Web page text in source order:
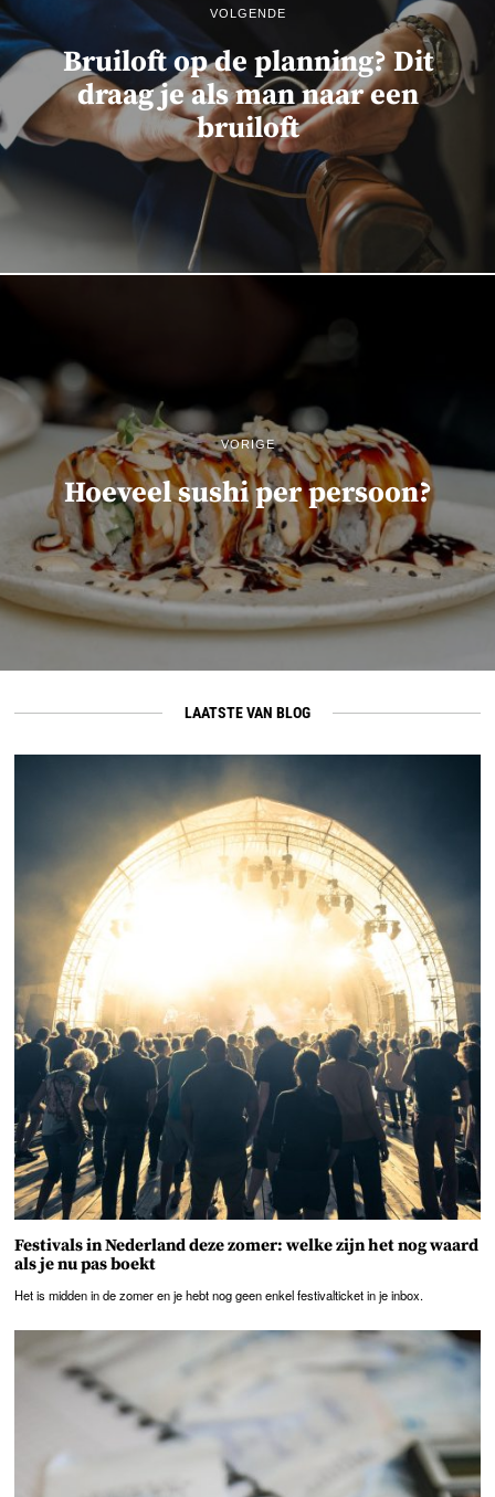
VOLGENDE
Bruiloft op de planning? Dit
draag je als man naar een
bruiloft
VORIGE
Hoeveel sushi per persoon?
LAATSTE VAN BLOG
Festivals in Nederland deze zomer: welke zijn het nog waard
als je nu pas boekt
Het is midden in de zomer en je hebt nog geen enkel festivalticket in je inbox.